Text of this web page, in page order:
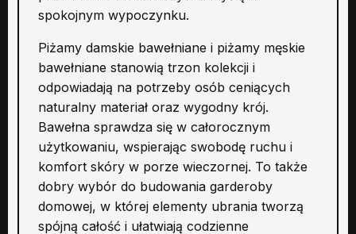
spokojnym wypoczynku.
Piżamy damskie bawełniane i piżamy męskie
bawełniane stanowią trzon kolekcji i
odpowiadają na potrzeby osób ceniących
naturalny materiał oraz wygodny krój.
Bawełna sprawdza się w całorocznym
użytkowaniu, wspierając swobodę ruchu i
komfort skóry w porze wieczornej. To także
dobry wybór do budowania garderoby
domowej, w której elementy ubrania tworzą
spójną całość i ułatwiają codzienne